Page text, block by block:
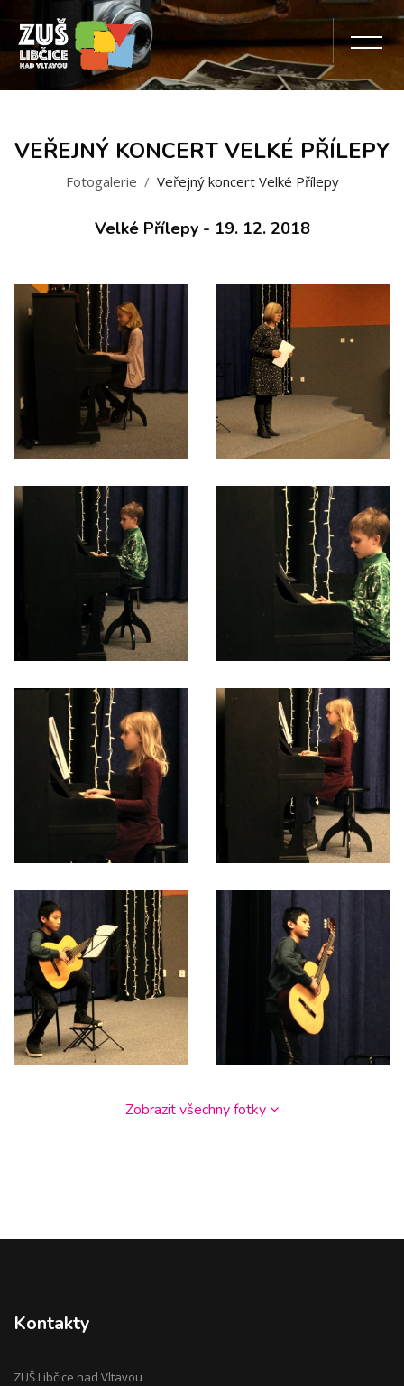
VEŘEJNÝ KONCERT VELKÉ PŘÍLEPY
Fotogalerie Veřejný koncert Velké Přílepy
Velké Přílepy - 19. 12. 2018
Zobrazit všechny fotky
Kontakty
ZUŠ Libčice nad Vltavou